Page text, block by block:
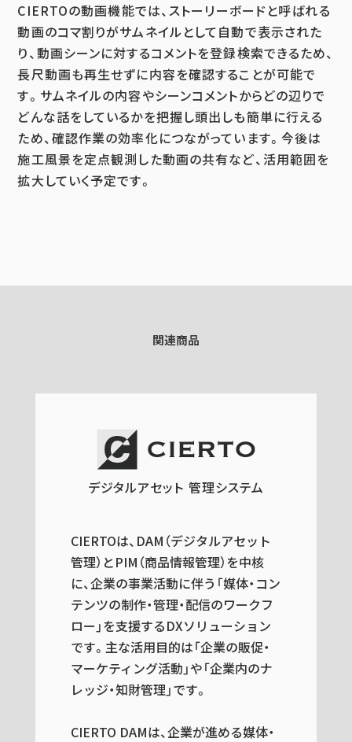
CIERTOの動画機能では、ストーリーボードと呼ばれる
動画のコマ割りがサムネイルとして自動で表示された
り、動画シーンに対するコメントを登録検索できるため、
長尺動画も再生せずに内容を確認することが可能で
す。サムネイルの内容やシーンコメントからどの辺りで
どんな話をしているかを把握し頭出しも簡単に行える
ため、確認作業の効率化につながっています。今後は
施工風景を定点観測した動画の共有など、活用範囲を
拡大していく予定です。
関連商品
デジタルアセット 管理システム
CIERTOは、DAM（デジタルアセット
管理）とPIM（商品情報管理）を中核
に、企業の事業活動に伴う「媒体・コン
テンツの制作・管理・配信のワークフ
ロー」を支援するDXソリューション
です。主な活用目的は「企業の販促・
マーケティング活動」や「企業内のナ
レッジ・知財管理」です。
CIERTO DAMは、企業が進める媒体・